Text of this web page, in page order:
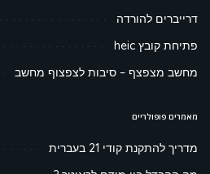
דרייברים להורדה
פתיחת קובץ heic
מחשב מצפצף – סיבות לצפצוף מחשב
מאמרים פופולריים
מדריך להתקנת קודי 21 בעברית